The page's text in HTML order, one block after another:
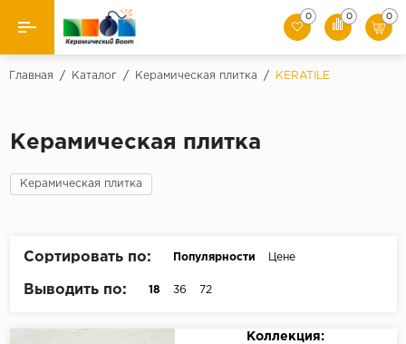
Назад
Керамическая плитка
Керамогранит
0 0 0
Главная / Каталог / Керамическая плитка / KERATILE
Керамическая плитка
Керамическая плитка
Сортировать по: Популярности Цене
Выводить по: 18 36 72
Коллекция: